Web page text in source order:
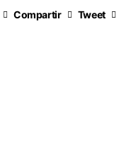
Compartir Tweet